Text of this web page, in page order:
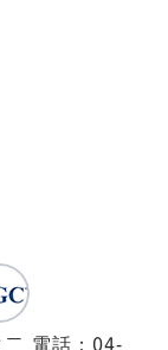
電話：04-